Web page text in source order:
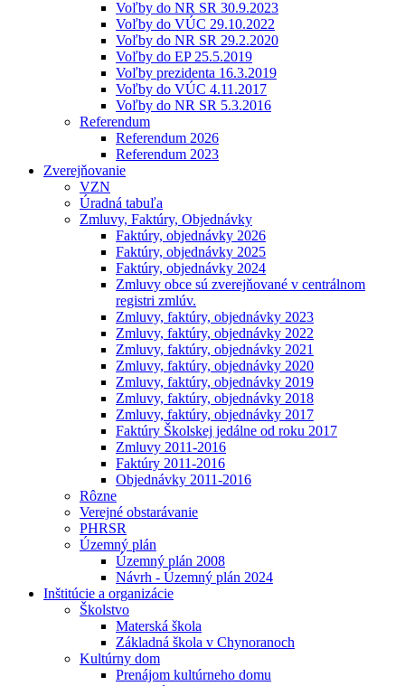
Voľby do NR SR 30.9.2023
Voľby do VÚC 29.10.2022
Voľby do NR SR 29.2.2020
Voľby do EP 25.5.2019
Voľby prezidenta 16.3.2019
Voľby do VÚC 4.11.2017
Voľby do NR SR 5.3.2016
Referendum
Referendum 2026
Referendum 2023
Zverejňovanie
VZN
Úradná tabuľa
Zmluvy, Faktúry, Objednávky
Faktúry, objednávky 2026
Faktúry, objednávky 2025
Faktúry, objednávky 2024
Zmluvy obce sú zverejňované v centrálnom
registri zmlúv.
Zmluvy, faktúry, objednávky 2023
Zmluvy, faktúry, objednávky 2022
Zmluvy, faktúry, objednávky 2021
Zmluvy, faktúry, objednávky 2020
Zmluvy, faktúry, objednávky 2019
Zmluvy, faktúry, objednávky 2018
Zmluvy, faktúry, objednávky 2017
Faktúry Školskej jedálne od roku 2017
Zmluvy 2011-2016
Faktúry 2011-2016
Objednávky 2011-2016
Rôzne
Verejné obstarávanie
PHRSR
Územný plán
Územný plán 2008
Návrh - Územný plán 2024
Inštitúcie a organizácie
Školstvo
Materská škola
Základná škola v Chynoranoch
Kultúrny dom
Prenájom kultúrneho domu